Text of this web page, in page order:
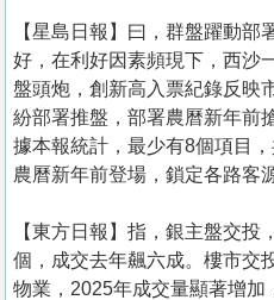
們
【星島日報】曰，群盤躍動部
好，在利好因素頻現下，西沙
盤頭炮，創新高入票紀錄反映
紛部署推盤，部署農曆新年前
據本報統計，最少有8個項目
農曆新年前登場，鎖定各路客源
【東方日報】指，銀主盤交
個，成交去年飆六成。樓市交
物業，2025年成交量顯著增